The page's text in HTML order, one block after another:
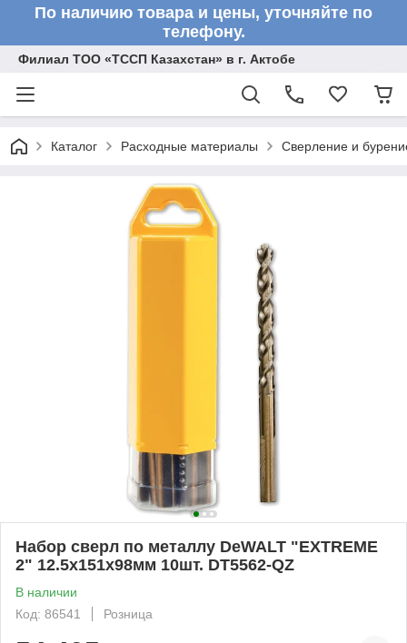
По наличию товара и цены, уточняйте по
телефону.
Филиал ТОО «ТССП Казахстан» в г. Актобе
Каталог Расходные материалы Сверление и
Набор сверл по металлу DeWALT "EXTREME
2" 12.5х151х98мм 10шт. DT5562-QZ
В наличии
Код: 86541
Розница